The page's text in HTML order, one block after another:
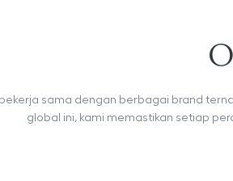
sama dengan berbagai brand
global ini, kami memastikan setiap